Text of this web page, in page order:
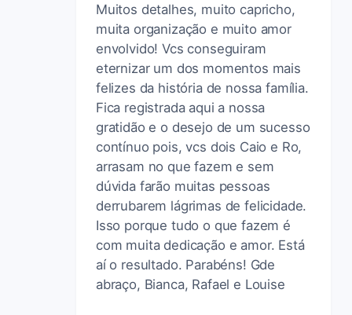
Muitos detalhes, muito capricho,
muita organização e muito amor
envolvido! Vcs conseguiram
eternizar um dos momentos mais
felizes da história de nossa família.
Fica registrada aqui a nossa
gratidão e o desejo de um sucesso
contínuo pois, vcs dois Caio e Ro,
arrasam no que fazem e sem
dúvida farão muitas pessoas
derrubarem lágrimas de felicidade.
Isso porque tudo o que fazem é
com muita dedicação e amor. Está
aí o resultado. Parabéns! Gde
abraço, Bianca, Rafael e Louise